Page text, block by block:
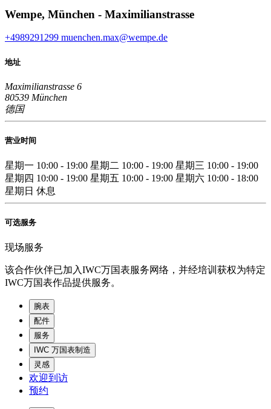
Wempe, München - Maximilianstrasse
+4989291299 muenchen.max@wempe.de
地址
Maximilianstrasse 6
80539 München
德国
营业时间
星期一 10:00 - 19:00 星期二 10:00 - 19:00 星期三 10:00 - 19:00
星期四 10:00 - 19:00 星期五 10:00 - 19:00 星期六 10:00 - 18:00
星期日 休息
可选服务
现场服务
该合作伙伴已加入IWC万国表服务网络，并经培训获权为特定
IWC万国表作品提供服务。
腕表
配件
服务
IWC 万国表制造
灵感
欢迎到访
预约